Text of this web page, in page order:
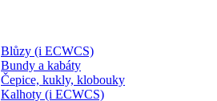
Blůzy (i ECWCS)
Bundy a kabáty
Čepice, kukly, klobouky
Kalhoty (i ECWCS)